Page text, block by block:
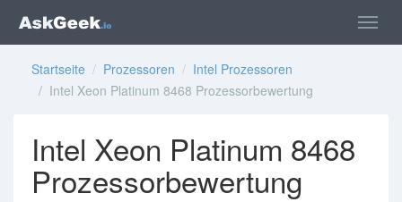
Startseite / Prozessoren / Intel Prozessoren
/ Intel Xeon Platinum 8468 Prozessorbewertung
Intel Xeon Platinum 8468
Prozessorbewertung